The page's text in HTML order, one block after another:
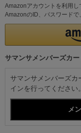
Amazonアカウントを利用し
AmazonのID、パスワードで
サマンサメンバーズカ
サマンサメンバーズカ
インを行ってください。